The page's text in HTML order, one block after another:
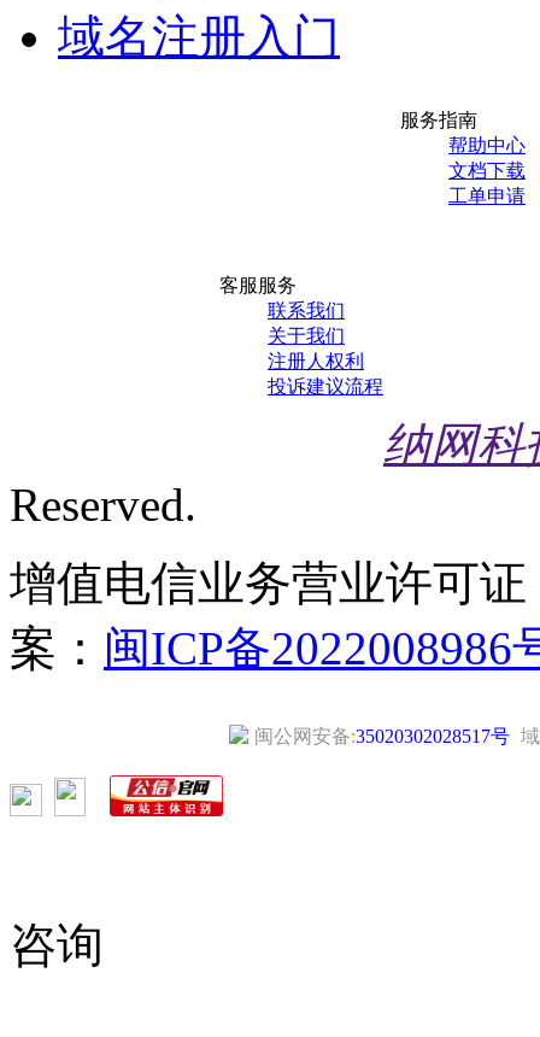
域名注册入门
服务指南
帮助中心
文档下载
工单申请
客服服务
联系我们
关于我们
注册人权利
投诉建议流程
纳网
Reserved.
增值电信业务营业许可证
案： 闽ICP备2022008986
闽公网安备:35020302028517号
咨询